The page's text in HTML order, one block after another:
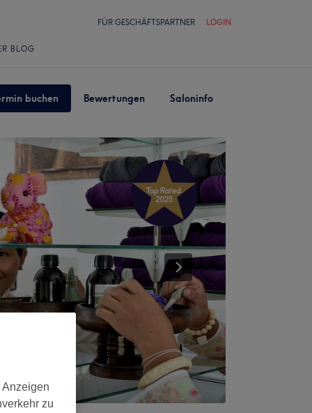
FÜR GESCHÄFTSPARTNER LOGIN
BLOG
buchen Bewertungen Saloninfo
zu